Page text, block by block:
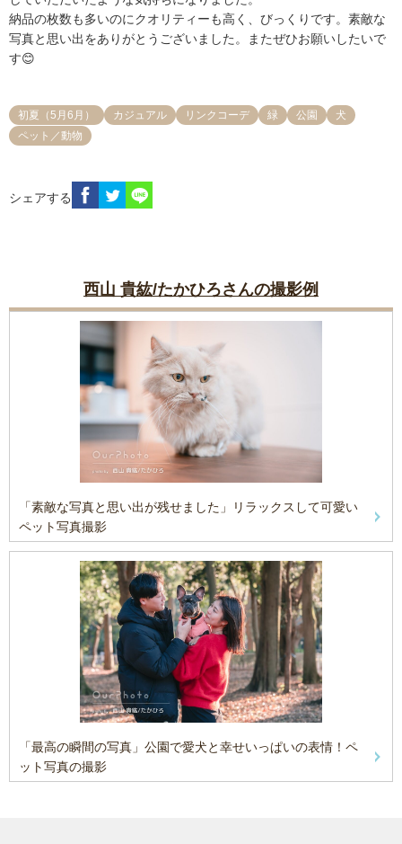
納品の枚数も多いのにクオリティーも高く、びっくりです。素敵な
写真と思い出をありがとうございました。またぜひお願いしたいで
す😊
初夏（5月6月） カジュアル リンクコーデ 緑 公園
犬
ペット／動物
シェアする
西山 貴紘/たかひろさんの撮影例
「素敵な写真と思い出が残せました」リラックスして可愛い
ペット写真撮影
「最高の瞬間の写真」公園で愛犬と幸せいっぱいの表情！ペ
ット写真の撮影